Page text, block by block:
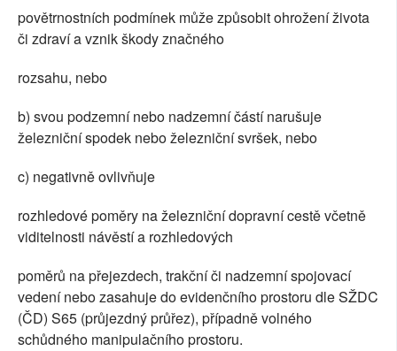
povětrnostních podmínek může způsobit ohrožení života
či zdraví a vznik škody značného
rozsahu, nebo
b) svou podzemní nebo nadzemní částí narušuje
železniční spodek nebo železniční svršek, nebo
c) negativně ovlivňuje
rozhledové poměry na železniční dopravní cestě včetně
viditelnosti návěstí a rozhledových
poměrů na přejezdech, trakční či nadzemní spojovací
vedení nebo zasahuje do evidenčního prostoru dle SŽDC
(ČD) S65 (průjezdný průřez), případně volného
schůdného manipulačního prostoru.